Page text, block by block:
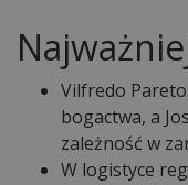
Vilfredo Pareto
bogactwa, a
zależność w
W logistyce